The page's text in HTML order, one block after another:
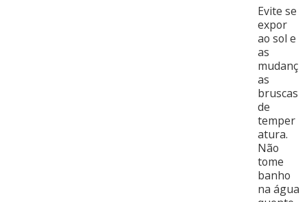
Evite se
expor
ao sol e
as
mudanç
as
bruscas
de
temper
atura.
Não
tome
banho
na água